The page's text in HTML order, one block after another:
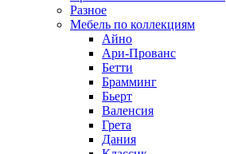
Разное
Мебель по коллекциям
Айно
Ари-Прованс
Бетти
Брамминг
Бьерт
Валенсия
Грета
Дания